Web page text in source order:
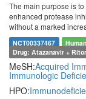
The main purpose is
enhanced protease
without a marked
NCT00337467
Drug: Atazanavir +
MeSH:Acquired
Immunologic
HPO: